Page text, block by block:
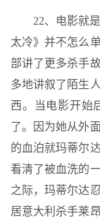
22、电影就
太冷》并不怎么
部讲了更多杀手
多地讲叙了陌生
西。当电影开始
了。因为她从外
的血泊就玛蒂尔
看清了被血洗的
之际，玛蒂尔达
居意大利杀手莱